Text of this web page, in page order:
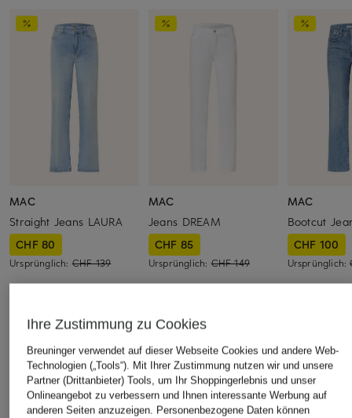
MAC
Straight Jeans LAURA
CHF 80
Ursprünglich: CHF 139
MAC
Jeans DREAM
CHF 85
Ursprünglich:CHF 149
MAC
Bootcut
CHF 100
Ursprünglich:
ÄHNLICHE ARTIKEL ENTDECKEN
Ihre Zustimmung zu Cookies
Breuninger verwendet auf dieser Webseite Cookies und andere Web-
Technologien („Tools“). Mit Ihrer Zustimmung nutzen wir und unsere
Partner (Drittanbieter) Tools, um Ihr Shoppingerlebnis und unser
Onlineangebot zu verbessern und Ihnen interessante Werbung auf
anderen Seiten anzuzeigen. Personenbezogene Daten können